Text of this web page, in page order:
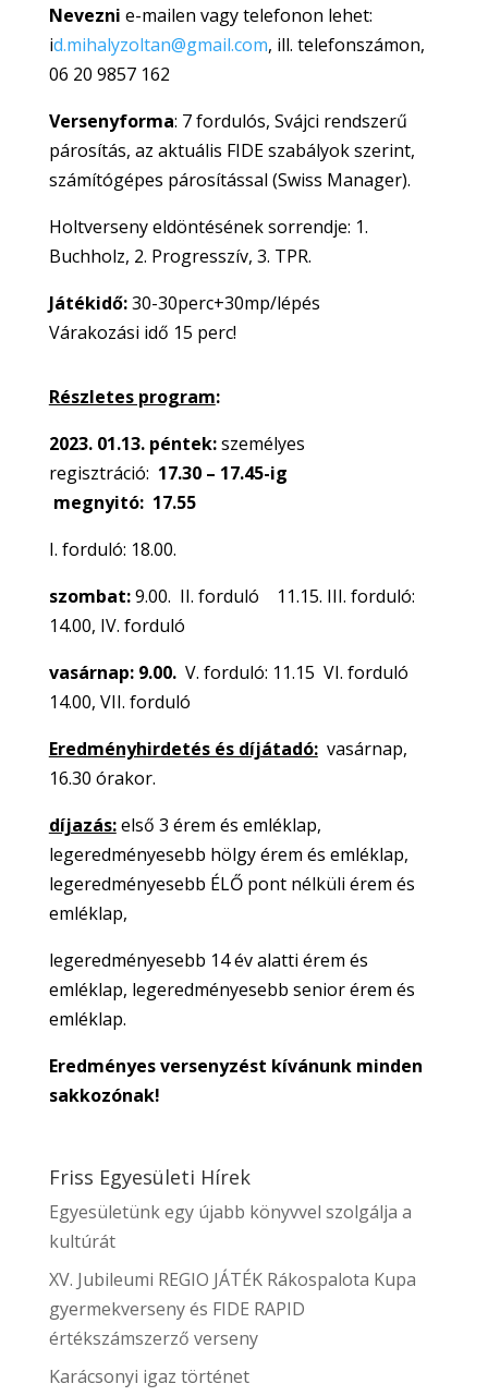
Nevezni e-mailen vagy telefonon lehet:
id.mihalyzoltan@gmail.com, ill. telefonszámon,
06 20 9857 162
Versenyforma: 7 fordulós, Svájci rendszerű
párosítás, az aktuális FIDE szabályok szerint,
számítógépes párosítással (Swiss Manager).
Holtverseny eldöntésének sorrendje: 1.
Buchholz, 2. Progresszív, 3. TPR.
Játékidő:30-30perc+30mp/lépés
Várakozási idő 15 perc!
Részletes program:
2023. 01.13. péntek:személyes
regisztráció: 17.30 – 17.45-ig
megnyitó: 17.55
I. forduló: 18.00.
szombat:9.00. II. forduló 11.15. III. forduló:
14.00, IV. forduló
vasárnap: 9.00. V. forduló: 11.15 VI. forduló
14.00, VII. forduló
Eredményhirdetés és díjátadó:vasárnap,
16.30 órakor.
díjazás:első 3 érem és emléklap,
legeredményesebb hölgy érem és emléklap,
legeredményesebb ÉLŐ pont nélküli érem és
emléklap,
legeredményesebb 14 év alatti érem és
emléklap, legeredményesebb senior érem és
emléklap.
Eredményes versenyzést kívánunk minden
sakkozónak!
Friss Egyesületi Hírek
Egyesületünk egy újabb könyvvel szolgálja a
kultúrát
XV. Jubileumi REGIO JÁTÉK Rákospalota Kupa
gyermekverseny és FIDE RAPID
értékszámszerző verseny
Karácsonyi igaz történet